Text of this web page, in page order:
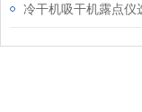
冷干机吸干机露点仪